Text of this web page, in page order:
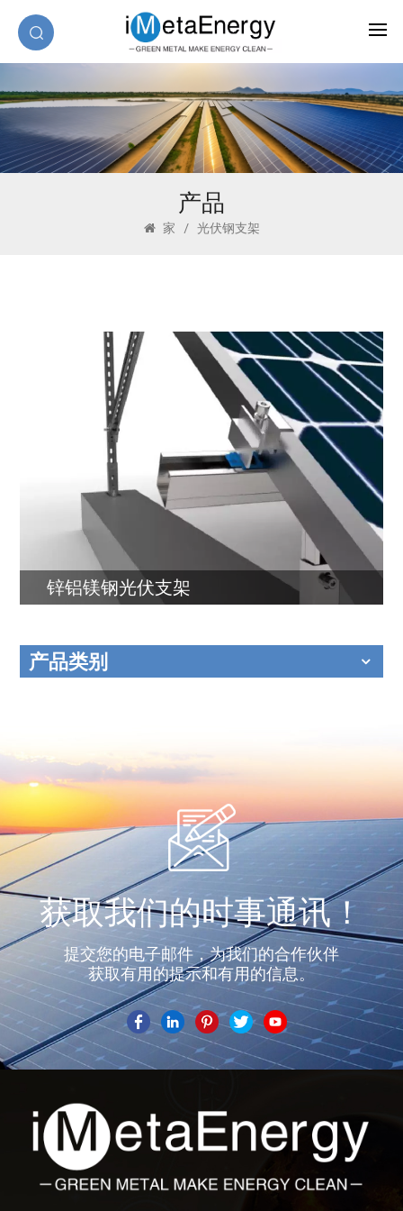
产品
家 / 光伏钢支架
锌铝镁钢光伏支架
产品类别
获取我们的时事通讯！
提交您的电子邮件，为我们的合作伙伴
获取有用的提示和有用的信息。